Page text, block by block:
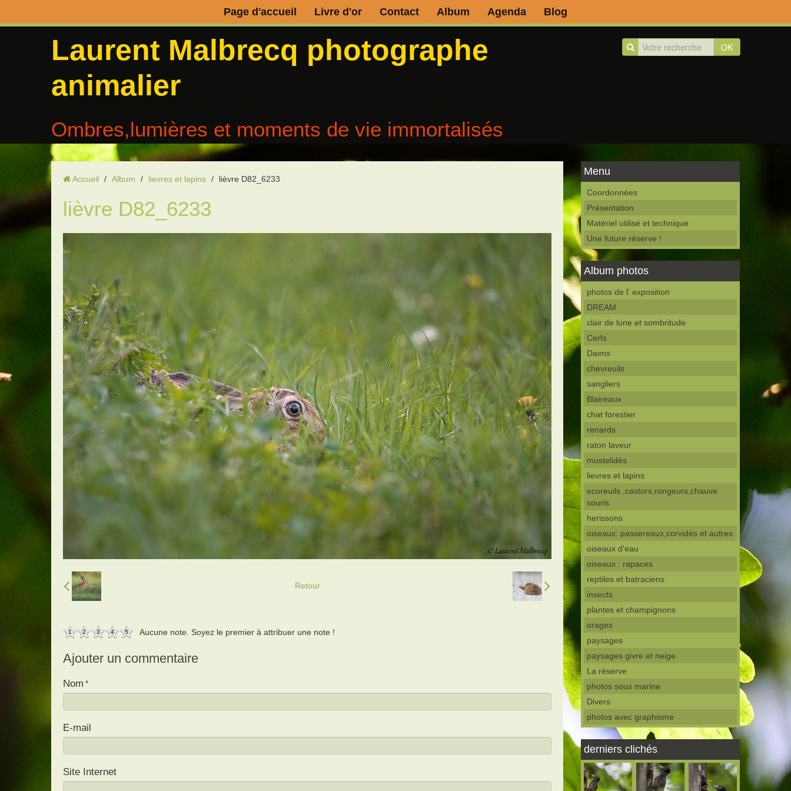
Page d'accueil Livre d'or Contact Album Agenda Blog
OK
Laurent Malbrecq photographe
animalier
Ombres,lumières et moments de vie immortalisés
Accueil / Album / lievres et lapins / lièvre D82_6233
lièvre D82_6233
Retour
1 2 3 4 5 Aucune note. Soyez le premier à attribuer une note !
Ajouter un commentaire
Nom
E-mail
Site Internet
Menu
Coordonnées
Présentation
Matériel utilisé et technique
Une future réserve !
Album photos
photos de l' exposition
DREAM
clair de lune et sombritude
Cerfs
Daims
chevreuils
sangliers
Blaireaux
chat forestier
renards
raton laveur
mustelidés
lievres et lapins
ecureuils ,castors,rongeurs,chauve
souris
herissons
oiseaux: passereaux,corvidés et autres
oiseaux d'eau
oiseaux : rapaces
reptiles et batraciens
insects
plantes et champignons
orages
paysages
paysages givre et neige
La réserve
photos sous marine
Divers
photos avec graphisme
derniers clichés